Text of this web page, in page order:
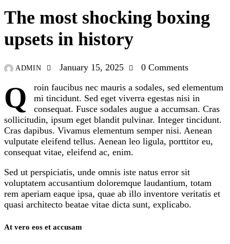
The most shocking boxing
upsets in history
ADMIN January 15, 2025 0 Comments
Qroin faucibus nec mauris a sodales, sed elementum
mi tincidunt. Sed eget viverra egestas nisi in
consequat. Fusce sodales augue a accumsan. Cras
sollicitudin, ipsum eget blandit pulvinar. Integer tincidunt.
Cras dapibus. Vivamus elementum semper nisi. Aenean
vulputate eleifend tellus. Aenean leo ligula, porttitor eu,
consequat vitae, eleifend ac, enim.
Sed ut perspiciatis, unde omnis iste natus error sit
voluptatem accusantium doloremque laudantium, totam
rem aperiam eaque ipsa, quae ab illo inventore veritatis et
quasi architecto beatae vitae dicta sunt, explicabo.
At vero eos et accusam